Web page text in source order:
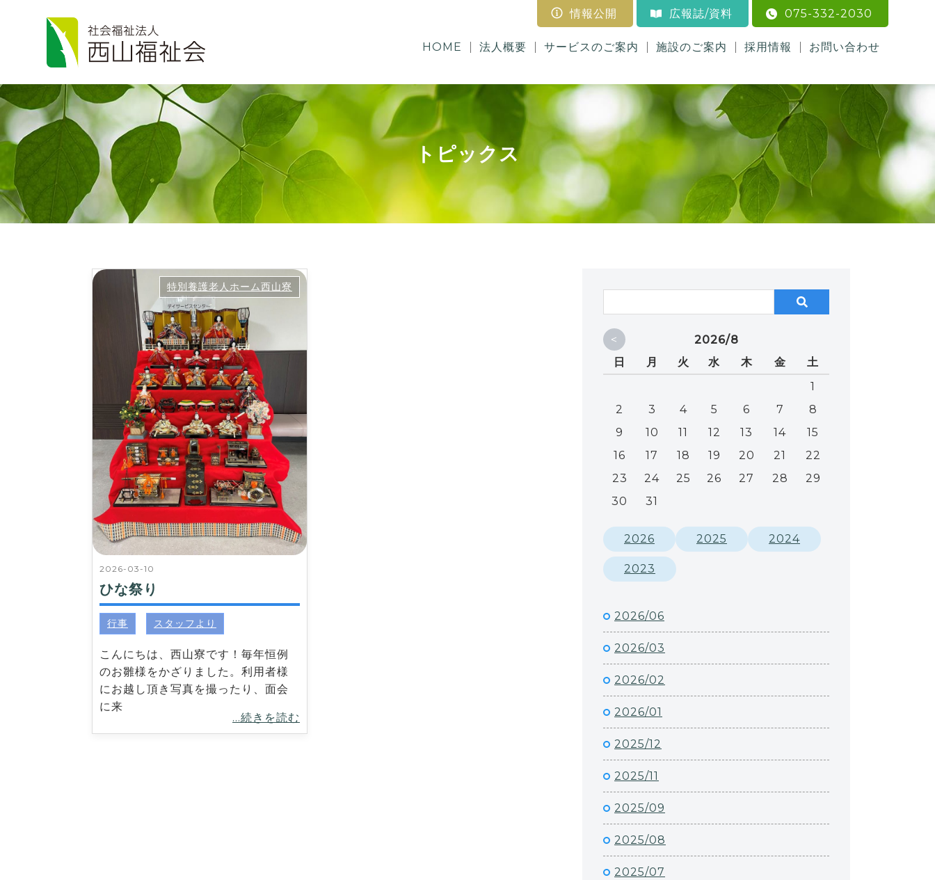
HOME 法人概要 サービスのご案内 施設のご案内 採用情報 お問い合わせ
情報公開 広報誌/資料 075-332-2030
トピックス
2026-03-10
ひな祭り
特別養護老人ホーム西山寮
行事 スタッフより
こんにちは、西山寮です！毎年恒例
のお雛様をかざりました。利用者様
にお越し頂き写真を撮ったり、面会
に来
...続きを読む
<
2026/8
日
月 火 水 木 金
土
1
2
3 4 5 6 7
8
9
10 11 12 13 14
15
16
17 18 19 20 21
22
23
24 25 26 27 28
29
30
31
2026 2025 2024
2023
2026/06
2026/03
2026/02
2026/01
2025/12
2025/11
2025/09
2025/08
2025/07